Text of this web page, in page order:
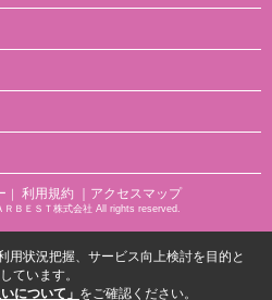
｜ 利用規約 ｜アクセスマップ
ＢＥＳＴ株式会社 All rights reserved.
用状況把握、サービス向上検討を目的と
ています。
について」 をご確認ください。